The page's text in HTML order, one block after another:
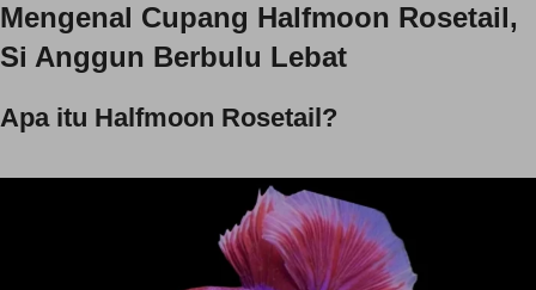
Mengenal Cupang Halfmoon Rosetail,
Si Anggun Berbulu Lebat
Apa itu Halfmoon Rosetail?